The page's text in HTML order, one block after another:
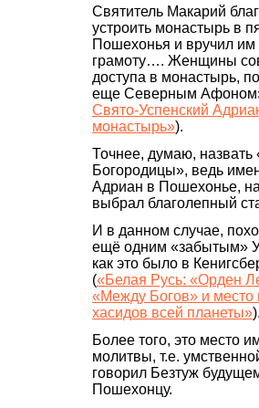
Святитель Макарий
устроить монастырь в
Пошехонья и вручил
грамоту…. Женщины
доступа в монастырь,
еще Северным
Свято-Успенский
монастырь»).
Точнее, думаю,
Богородицы», ведь
Адриан в Пошехонье,
выбрал благолепный
И в данном случае,
ещё одним «забытым»
как это было в
(«Белая Русь: «Орден
«Между Богов» и место
хасидов всей планеты»
Более того, это место
молитвы, т.е.
говорил Безтуж
Пошехонцу.